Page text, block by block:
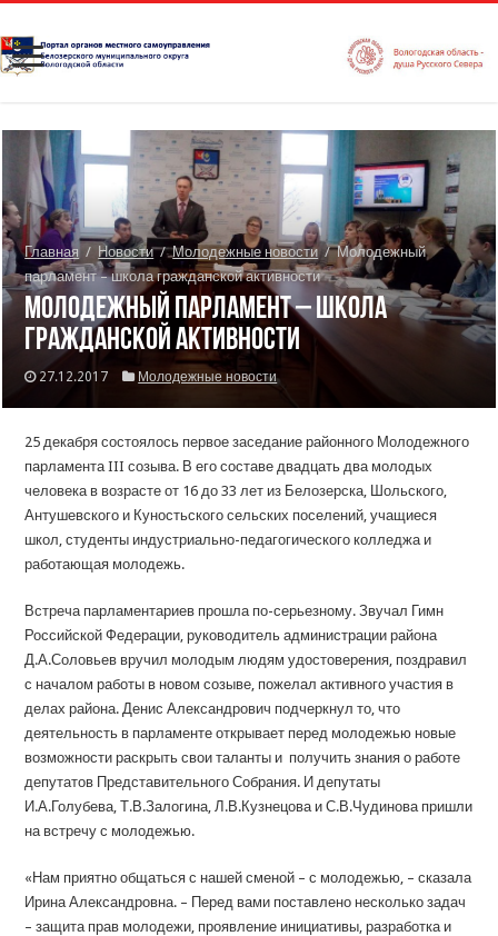
Главная / Новости / Молодежные новости / Молодежный
парламент – школа гражданской активности
Молодежный парламент – школа
гражданской активности
27.12.2017 Молодежные новости
25 декабря состоялось первое заседание районного Молодежного
парламента III созыва. В его составе двадцать два молодых
человека в возрасте от 16 до 33 лет из Белозерска, Шольского,
Антушевского и Куностьского сельских поселений, учащиеся
школ, студенты индустриально-педагогического колледжа и
работающая молодежь.
Встреча парламентариев прошла по-серьезному. Звучал Гимн
Российской Федерации, руководитель администрации района
Д.А.Соловьев вручил молодым людям удостоверения, поздравил
с началом работы в новом созыве, пожелал активного участия в
делах района. Денис Александрович подчеркнул то, что
деятельность в парламенте открывает перед молодежью новые
возможности раскрыть свои таланты и получить знания о работе
депутатов Представительного Собрания. И депутаты
И.А.Голубева, Т.В.Залогина, Л.В.Кузнецова и С.В.Чудинова пришли
на встречу с молодежью.
«Нам приятно общаться с нашей сменой – с молодежью, – сказала
Ирина Александровна. – Перед вами поставлено несколько задач
– защита прав молодежи, проявление инициативы, разработка и